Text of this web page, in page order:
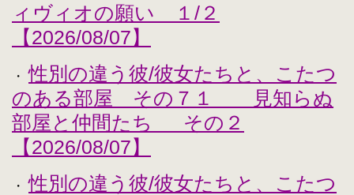
ィヴィオの願い １/２
【2026/08/07】
・
性別の違う彼/彼女たちと、こたつ
のある部屋 その７１ 見知らぬ
部屋と仲間たち その２
【2026/08/07】
・
性別の違う彼/彼女たちと、こたつ